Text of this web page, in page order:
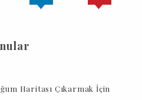
Haritası Çıkarmak İçin